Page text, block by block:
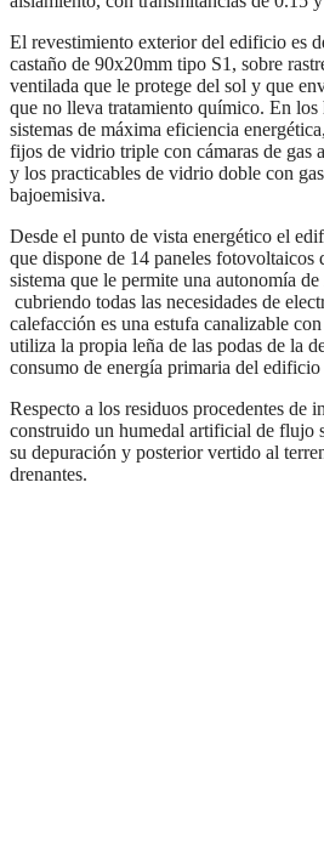
El revestimiento exterior del edificio es
castaño de 90x20mm tipo S1, sobre
ventilada que le protege del sol y que
que no lleva tratamiento químico. En los
sistemas de máxima eficiencia
fijos de vidrio triple con cámaras de gas
y los practicables de vidrio doble con
bajoemisiva.
Desde el punto de vista energético el
que dispone de 14 paneles fotovoltaicos
sistema que le permite una autonomía
cubriendo todas las necesidades de
calefacción es una estufa canalizable
utiliza la propia leña de las podas de la
consumo de energía primaria del
Respecto a los residuos procedentes de
construido un humedal artificial de flujo
su depuración y posterior vertido al
drenantes.